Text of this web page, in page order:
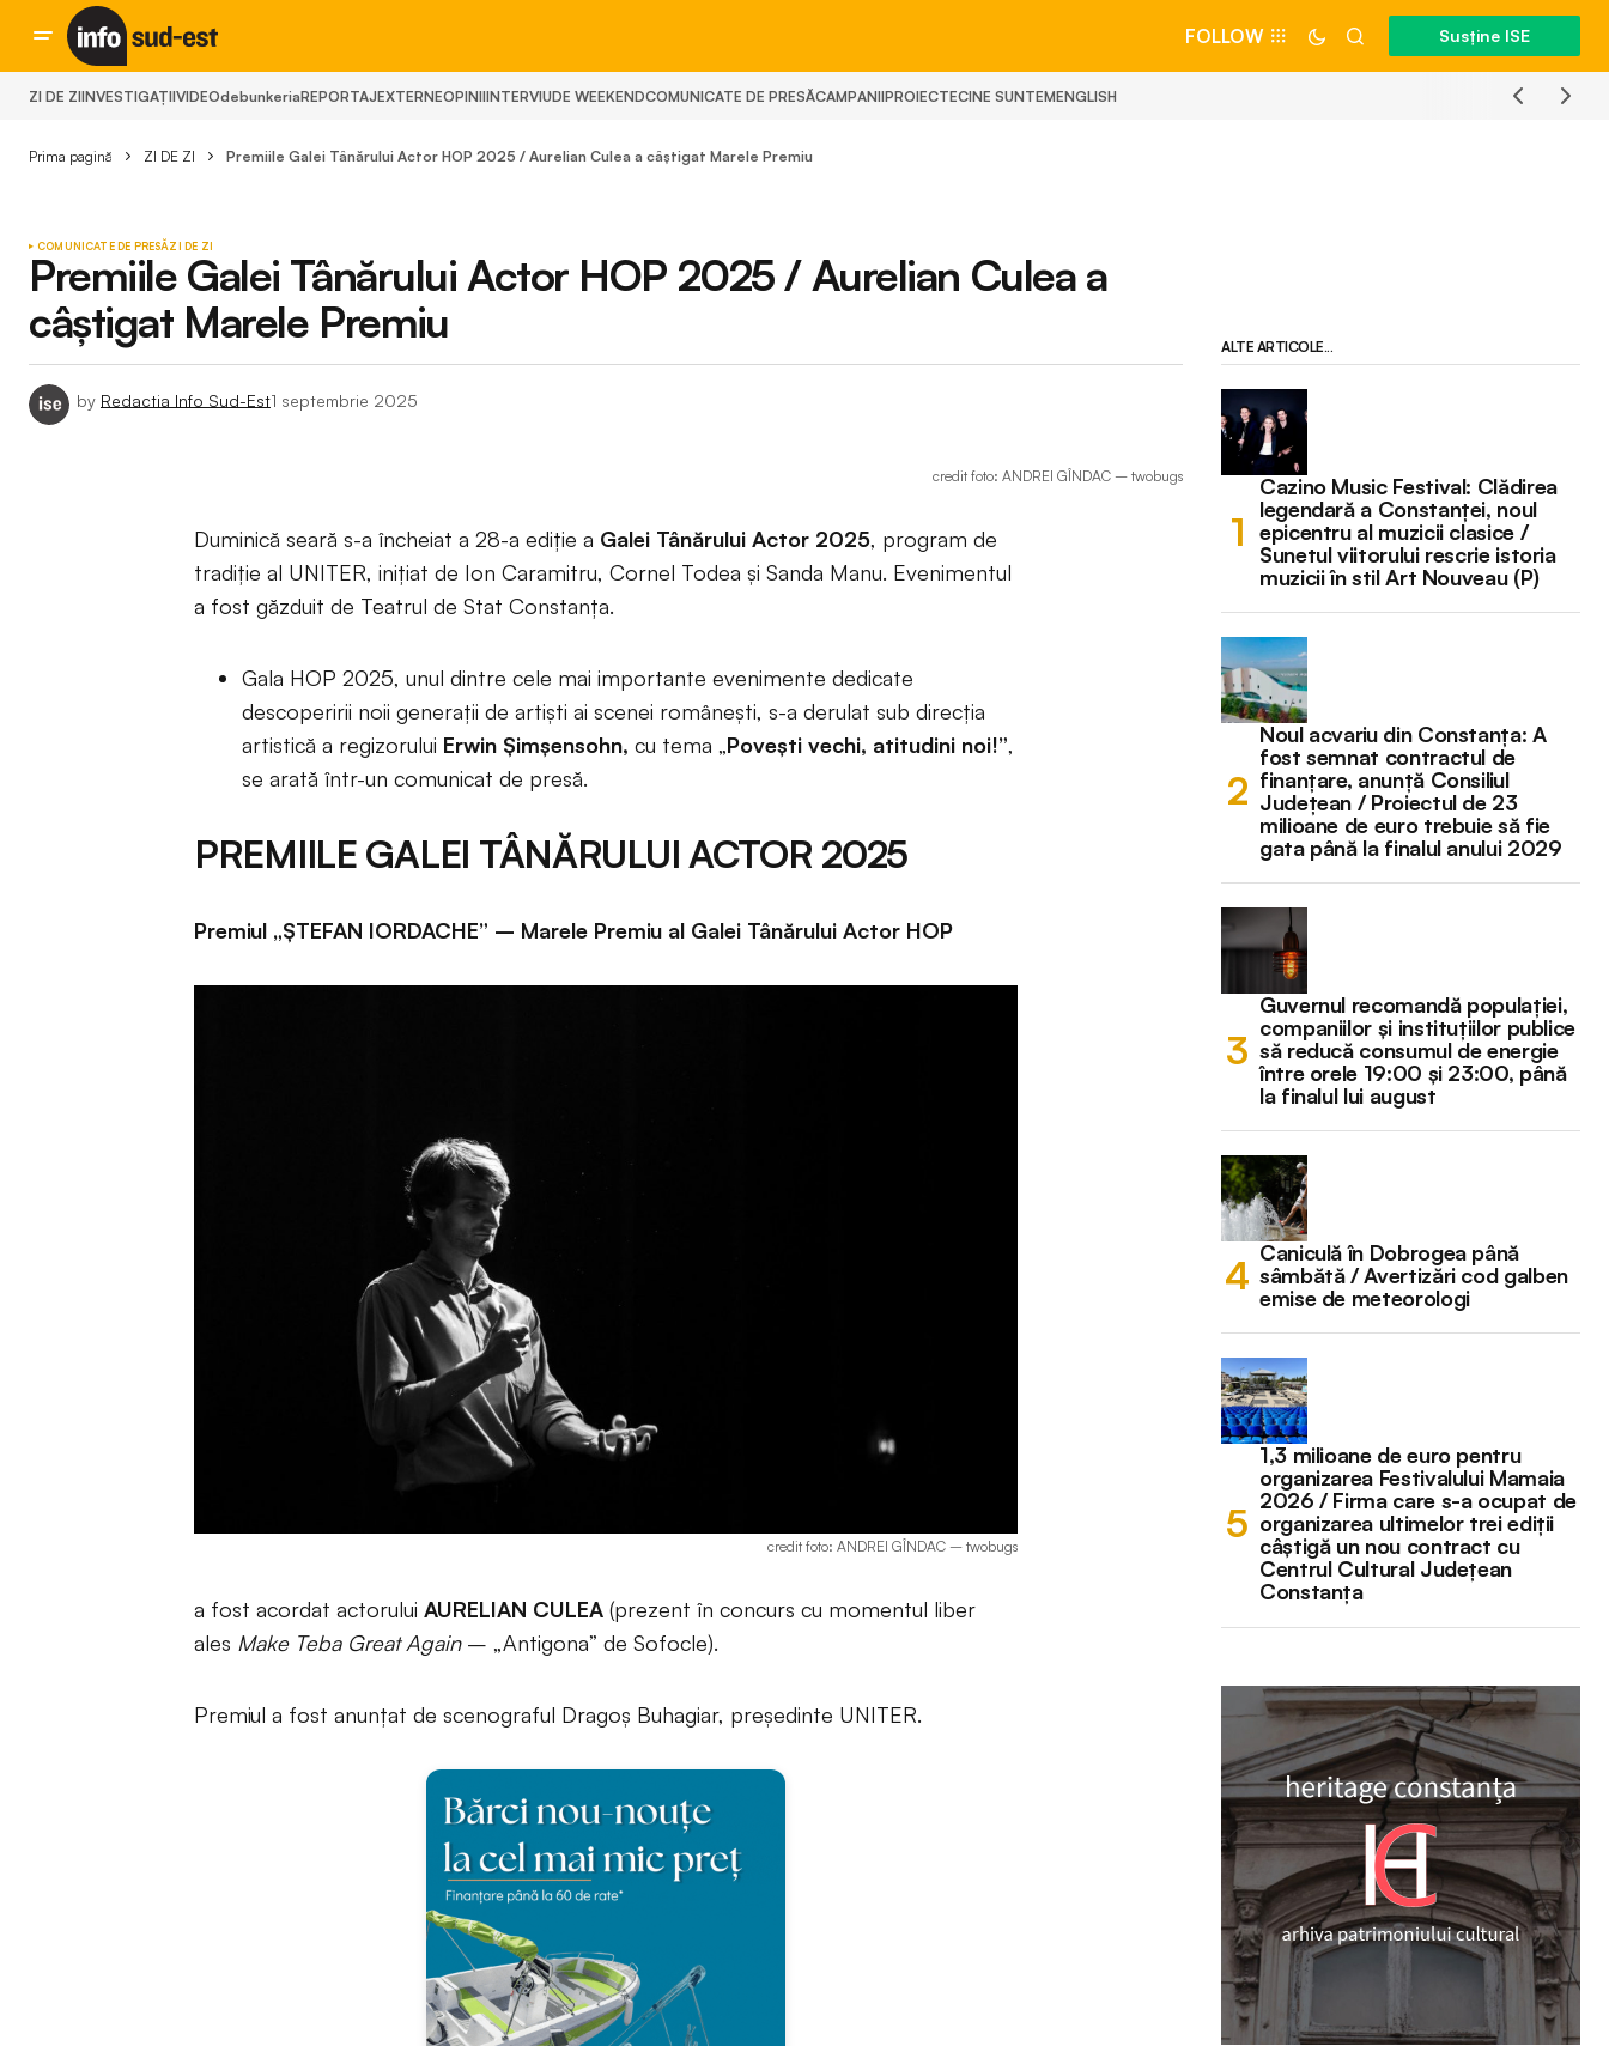
FOLLOW Susține ISE
ZI DE ZIINVESTIGAȚIIVIDEOdebunkeriaREPORTAJEXTERNEOPINIIINTERVIUDE WEEKENDCOMUNICATE DE PRESĂCAMPANIIPROIECTECINE SUNTEMENGLISH
Prima pagină ZI DE ZI Premiile Galei Tânărului Actor HOP 2025 / Aurelian Culea a câștigat Marele Premiu
COMUNICATE DE PRESĂZI DE ZI
Premiile Galei Tânărului Actor HOP 2025 / Aurelian Culea a
câștigat Marele Premiu
by Redactia Info Sud-Est1 septembrie 2025
credit foto: ANDREI GÎNDAC – twobugs
Duminică seară s-a încheiat a 28-a ediție a Galei Tânărului Actor 2025, program de
tradiție al UNITER, inițiat de Ion Caramitru, Cornel Todea și Sanda Manu. Evenimentul
a fost găzduit de Teatrul de Stat Constanța.
Gala HOP 2025, unul dintre cele mai importante evenimente dedicate
descoperirii noii generații de artiști ai scenei românești, s-a derulat sub direcția
artistică a regizorului Erwin Șimșensohn, cu tema „Povești vechi, atitudini noi!”,
se arată într-un comunicat de presă.
PREMIILE GALEI TÂNĂRULUI ACTOR 2025
Premiul „ŞTEFAN IORDACHE” – Marele Premiu al Galei Tânărului Actor HOP
credit foto: ANDREI GÎNDAC – twobugs
a fost acordat actorului AURELIAN CULEA (prezent în concurs cu momentul liber
ales Make Teba Great Again – „Antigona” de Sofocle).
Premiul a fost anunțat de scenograful Dragoș Buhagiar, președinte UNITER.
ALTE ARTICOLE...
Cazino Music Festival: Clădirea
legendară a Constanței, noul
epicentru al muzicii clasice /
Sunetul viitorului rescrie istoria
muzicii în stil Art Nouveau (P)
Noul acvariu din Constanța: A
fost semnat contractul de
finanțare, anunță Consiliul
Județean / Proiectul de 23
milioane de euro trebuie să fie
gata până la finalul anului 2029
Guvernul recomandă populației,
companiilor și instituțiilor publice
să reducă consumul de energie
între orele 19:00 și 23:00, până
la finalul lui august
Caniculă în Dobrogea până
sâmbătă / Avertizări cod galben
emise de meteorologi
1,3 milioane de euro pentru
organizarea Festivalului Mamaia
2026 / Firma care s-a ocupat de
organizarea ultimelor trei ediții
câștigă un nou contract cu
Centrul Cultural Județean
Constanța